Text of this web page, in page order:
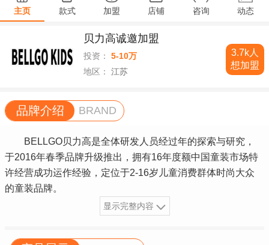
主页 款式 加盟 店铺 咨询 动态
贝力高诚邀加盟
投资：
5-10万
地区：
江苏
3.7k人
想加盟
品牌介绍 BRAND
BELLGO贝力高是全体研发人员经过年的探索与研究，
于2016年春季品牌升级推出，拥有16年度额中国童装市场特
许经营成功运作经验，定位于2-16岁儿童消费群体时尚大众
的童装品牌。
显示完整内容